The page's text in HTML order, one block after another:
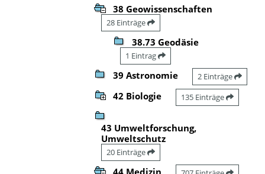
38 Geowissenschaften
28 Einträge
38.73 Geodäsie
1 Eintrag
39 Astronomie 2 Einträge
42 Biologie 135 Einträge
43 Umweltforschung,
Umweltschutz
20 Einträge
44 Medizin